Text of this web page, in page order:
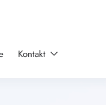
Kontakt